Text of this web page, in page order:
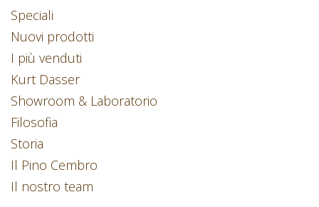
Speciali
Nuovi prodotti
I più venduti
Kurt Dasser
Showroom & Laboratorio
Filosofia
Storia
Il Pino Cembro
Il nostro team